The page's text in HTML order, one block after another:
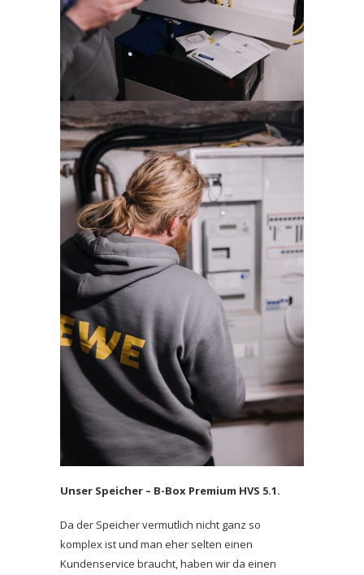
Unser Speicher – B-Box Premium HVS 5.1.
Da der Speicher vermutlich nicht ganz so
komplex ist und man eher selten einen
Kundenservice braucht, haben wir da einen